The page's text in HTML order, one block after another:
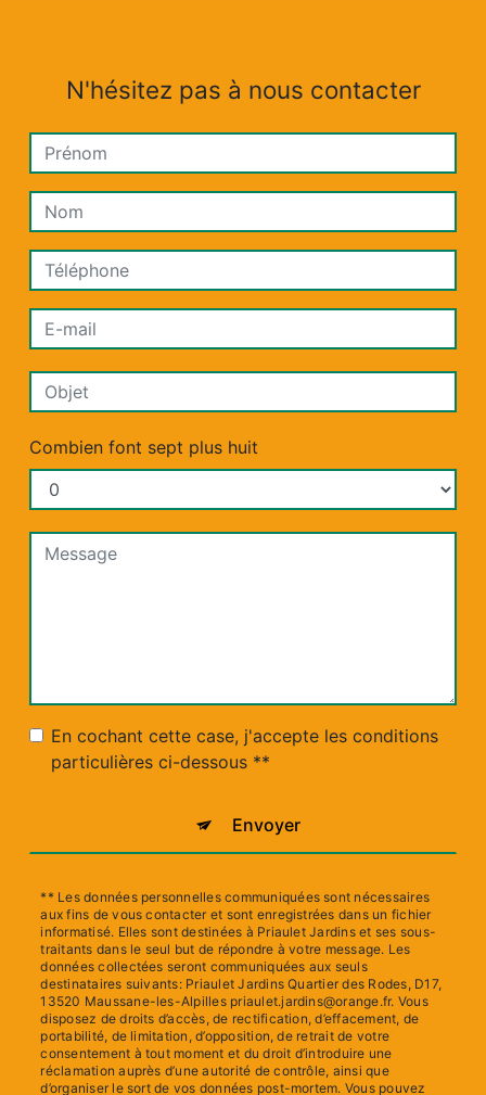
N'hésitez pas à nous contacter
Combien font sept plus huit
En cochant cette case, j'accepte les conditions
particulières ci-dessous **
Envoyer
** Les données personnelles communiquées sont nécessaires
aux fins de vous contacter et sont enregistrées dans un fichier
informatisé. Elles sont destinées à Priaulet Jardins et ses sous-
traitants dans le seul but de répondre à votre message. Les
données collectées seront communiquées aux seuls
destinataires suivants: Priaulet Jardins Quartier des Rodes, D17,
13520 Maussane-les-Alpilles priaulet.jardins@orange.fr. Vous
disposez de droits d’accès, de rectification, d’effacement, de
portabilité, de limitation, d’opposition, de retrait de votre
consentement à tout moment et du droit d’introduire une
réclamation auprès d’une autorité de contrôle, ainsi que
d’organiser le sort de vos données post-mortem. Vous pouvez